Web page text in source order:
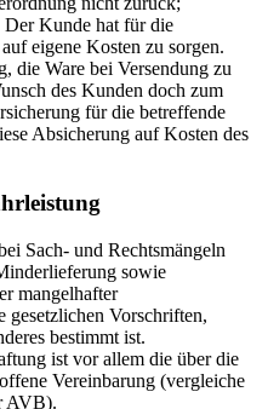
Der Kunde hat für die
eigene Kosten zu sorgen.
die Ware bei Versendung zu
des Kunden doch zum
für die betreffende
Absicherung auf Kosten des
Sach- und Rechtsmängeln
sowie
mangelhafter
gesetzlichen Vorschriften,
bestimmt ist.
ist vor allem die über die
Vereinbarung (vergleiche
AVB).